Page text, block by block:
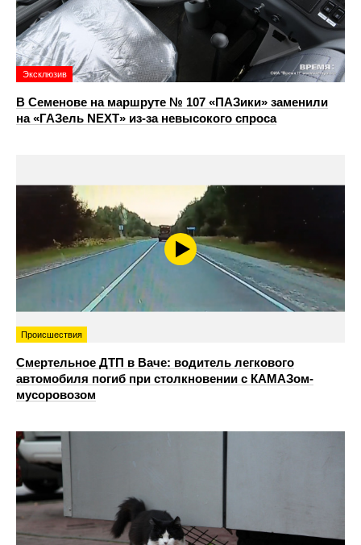
Эксклюзив
В Семенове на маршруте № 107 «ПАЗики» заменили
на «ГАЗель NEXT» из‑за невысокого спроса
Происшествия
Смертельное ДТП в Ваче: водитель легкового
автомобиля погиб при столкновении с КАМАЗом-
мусоровозом